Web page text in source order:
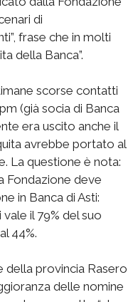
di
frase che in molti
della Banca”.
scorse contatti
(già socia di Banca
era uscito anche il
avrebbe portato al
La questione è nota:
Fondazione deve
in Banca di Asti:
il 79% del suo
44%.
della provincia Rasero
delle nomine